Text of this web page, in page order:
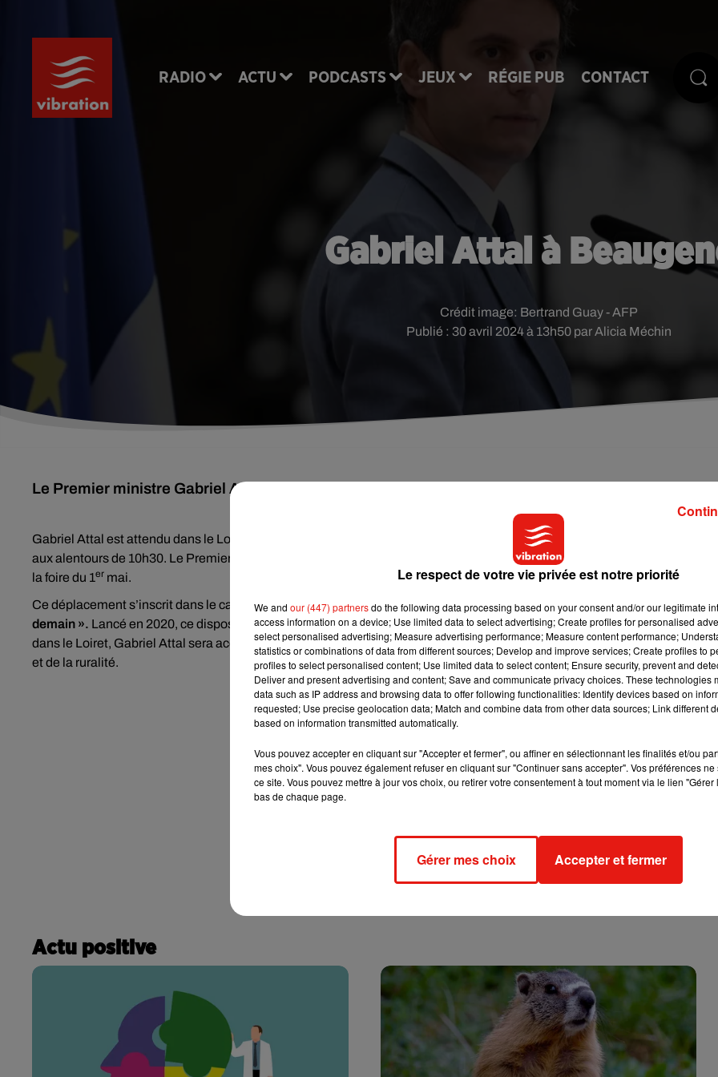
RADIO ACTU PODCASTS JEUX RÉGIE PUB CONTACT
Gabriel Attal à
Publié : 30 avril 2024 à 13h50 par Alicia Méchin
Crédit image: Bertrand Guay - AFP
Le Premier ministre Gabriel Attal sera à Beaugency (Loiret) ce mercredi 1er mai.
Gabriel Attal est attendu dans le Loiret en milieu de matinée. Une arrivée dans le centre-ville de Beaugency est
aux alentours de 10h30. Le Premier ministre déambulera dans le centre-ville, et échangera également avec les visiteurs de
la foire du 1er mai.
Ce déplacement s’inscrit dans le cadre de l’opération de revitalisation du territoire (ORT) etdu dispositif « petites villes
demain ». Lancé en 2020, ce dispositif vise à améliorer la qualité de vie dans les territoires ruraux. Pour ce déplacement
dans le Loiret, Gabriel Attal sera accompagné de Dominique Faure, ministre déléguée chargée des collectivités
et de la ruralité.
Actu positive
Le respect de votre vie privée est notre priorité
We and our (447) partnersdo the following data processing based on your consent and/or our legitimate
access information on a device; Use limited data to select advertising; Create profiles for personalised
select personalised advertising; Measure advertising performance; Measure content performance;
statistics or combinations of data from different sources; Develop and improve services; Create profiles to
profiles to select personalised content; Use limited data to select content; Ensure security, prevent and
Deliver and present advertising and content; Save and communicate privacy choices. These technologies
data such as IP address and browsing data to offer following functionalities: Identify devices based on
requested; Use precise geolocation data; Match and combine data from other data sources; Link different
based on information transmitted automatically.
Vous pouvez accepter en cliquant sur "Accepter et fermer", ou affiner en sélectionnant les finalités et/ou
mes choix". Vous pouvez également refuser en cliquant sur "Continuer sans accepter". Vos préférences
ce site. Vous pouvez mettre à jour vos choix, ou retirer votre consentement à tout moment via le lien
bas de chaque page.
Gérer mes choix Accepter et fermer